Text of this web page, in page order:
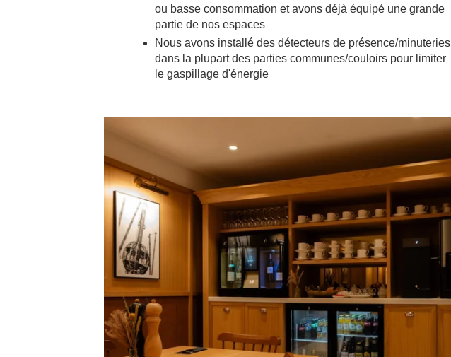
ou basse consommation et avons déjà équipé une grande
partie de nos espaces
Nous avons installé des détecteurs de présence/minuteries
dans la plupart des parties communes/couloirs pour limiter
le gaspillage d'énergie
GALERIE
OFFRES
TOURISME
GROUPES & BUSINESS
NOS ENGAGEMENTS
INFORMATIONS